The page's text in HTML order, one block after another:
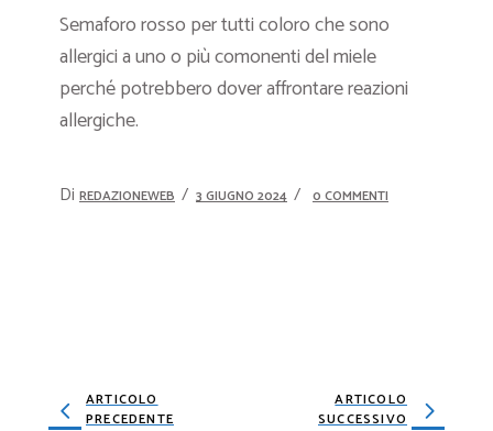
Semaforo rosso per tutti coloro che sono
allergici a uno o più comonenti del miele
perché potrebbero dover affrontare reazioni
allergiche.
Di REDAZIONEWEB 3 GIUGNO 2024 0 COMMENTI
ARTICOLO
PRECEDENTE
ARTICOLO
SUCCESSIVO